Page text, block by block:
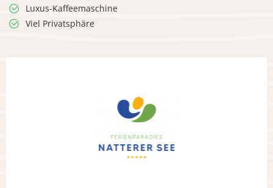
Luxus-Kaffeemaschine
Viel Privatsphäre